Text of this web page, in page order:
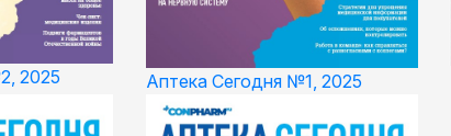
2025 Аптека Сегодня №1, 2025